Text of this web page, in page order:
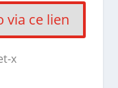
via ce lien